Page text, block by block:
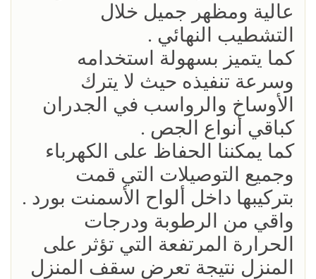
عالية ومظهر جميل خلال
التشطيب النهائي .
كما يتميز بسهولة استخدامه
وسرعة تنفيذه حيث لا يترك
الأوساخ والرواسب في الجدران
كباقي أنواع الجص .
كما يمكننا الحفاظ على الكهرباء
وجميع التوصيلات التي قمت
بتركيبها داخل ألواح الأسمنت بورد .
واقي من الرطوبة ودرجات
الحرارة المرتفعة التي تؤثر على
المنزل نتيجة تعرض سقف المنزل